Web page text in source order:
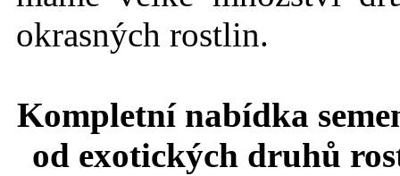
okrasných rostlin.
Kompletní nabídka
od exotických druhů